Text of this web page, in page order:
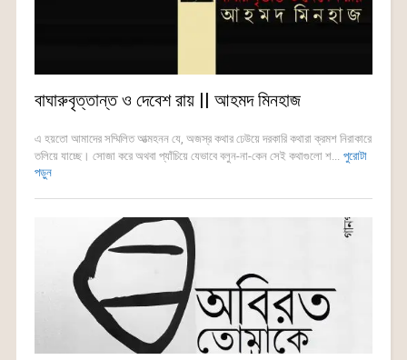
বাঘারুবৃত্তান্ত ও দেবেশ রায় || আহমদ মিনহাজ
এ হয়তো আমাদের সম্মিলিত আত্মহনন যে, অজস্র কথার ঢেউয়ে দরকারি কথারা ক্রমশ নিরাকারে
তলিয়ে যাচ্ছে। সোজা করে অথবা প্যাঁচিয়ে যেভাবে বলুন-না-কেন সেই কথাগুলো শ... পুরোটা
পড়ুন